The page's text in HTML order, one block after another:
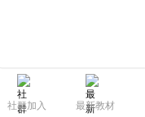
社群加入
最新教材